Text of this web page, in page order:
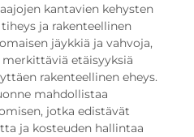
kantavien kehysten
ja rakenteellinen
jäykkiä ja vahvoja,
etäisyyksiä
rakenteellinen eheys.
mahdollistaa
jotka edistävät
ja kosteuden hallintaa